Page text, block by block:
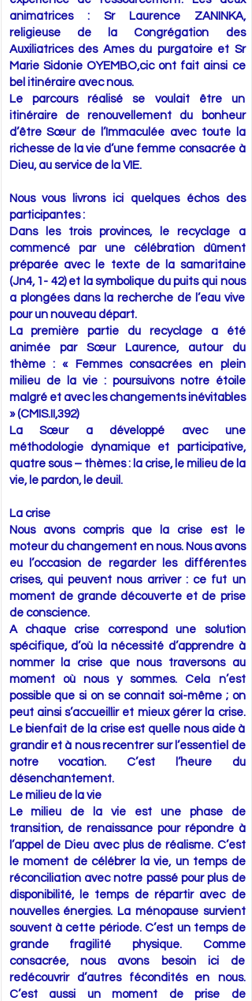
animatrices : Sr Laurence ZANINKA,
religieuse de la Congrégation des
Auxiliatrices des Ames du purgatoire et Sr
Marie Sidonie OYEMBO,cic ont fait ainsi ce
bel itinéraire avec nous.
Le parcours réalisé se voulait être un
itinéraire de renouvellement du bonheur
d’être Sœur de l’Immaculée avec toute la
richesse de la vie d’une femme consacrée à
Dieu, au service de la VIE.
Nous vous livrons ici quelques échos des
participantes :
Dans les trois provinces, le recyclage a
commencé par une célébration dûment
préparée avec le texte de la samaritaine
(Jn4, 1- 42) et la symbolique du puits qui nous
a plongées dans la recherche de l’eau vive
pour un nouveau départ.
La première partie du recyclage a été
animée par Sœur Laurence, autour du
thème : « Femmes consacrées en plein
milieu de la vie : poursuivons notre étoile
malgré et avec les changements inévitables
» (CMIS.II,392)
La Sœur a développé avec une
méthodologie dynamique et participative,
quatre sous – thèmes : la crise, le milieu de la
vie, le pardon, le deuil.
La crise
Nous avons compris que la crise est le
moteur du changement en nous. Nous avons
eu l’occasion de regarder les différentes
crises, qui peuvent nous arriver : ce fut un
moment de grande découverte et de prise
de conscience.
A chaque crise correspond une solution
spécifique, d’où la nécessité d’apprendre à
nommer la crise que nous traversons au
moment où nous y sommes. Cela n’est
possible que si on se connait soi-même ; on
peut ainsi s’accueillir et mieux gérer la crise.
Le bienfait de la crise est quelle nous aide à
grandir et à nous recentrer sur l’essentiel de
notre vocation. C’est l’heure du
désenchantement.
Le milieu de la vie
Le milieu de la vie est une phase de
transition, de renaissance pour répondre à
l’appel de Dieu avec plus de réalisme. C’est
le moment de célébrer la vie, un temps de
réconciliation avec notre passé pour plus de
disponibilité, le temps de répartir avec de
nouvelles énergies. La ménopause survient
souvent à cette période. C’est un temps de
grande fragilité physique. Comme
consacrée, nous avons besoin ici de
redécouvrir d’autres fécondités en nous.
C’est aussi un moment de prise de